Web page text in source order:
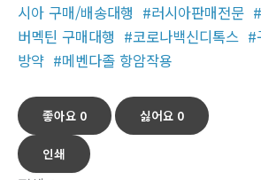
시아 구매/배송대행 #러시아판매전문
버멕틴 구매대행 #코로나백신디톡스 #
방약 #메벤다졸 항암작용
좋아요 0 싫어요 0
인쇄